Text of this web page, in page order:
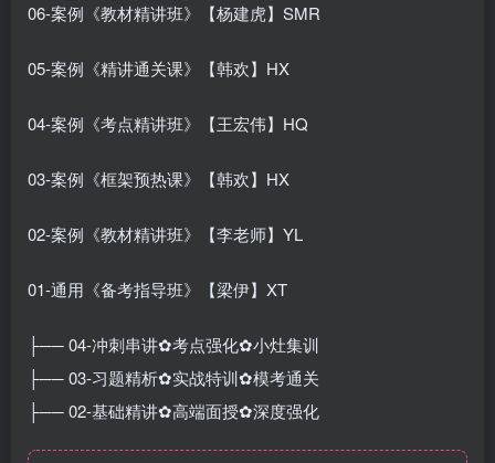
06-案例《教材精讲班》【杨建虎】SMR
05-案例《精讲通关课》【韩欢】HX
04-案例《考点精讲班》【王宏伟】HQ
03-案例《框架预热课》【韩欢】HX
02-案例《教材精讲班》【李老师】YL
01-通用《备考指导班》【梁伊】XT
├── 04-冲刺串讲✿考点强化✿小灶集训
├── 03-习题精析✿实战特训✿模考通关
├── 02-基础精讲✿高端面授✿深度强化